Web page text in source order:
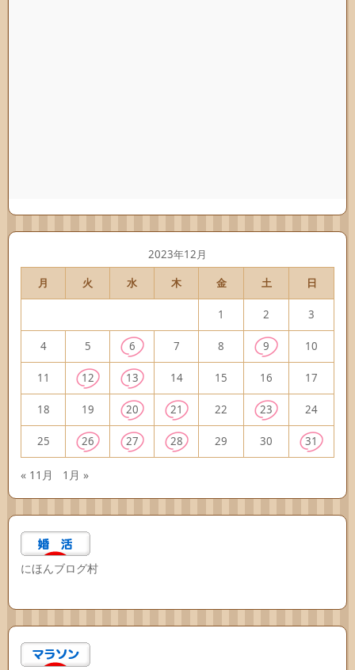
2023年12月
月
火 水 木 金 土 日
1 2 3
4 5 6 7 8 9 10
11 12 13 14 15 16 17
18 19 20 21 22 23 24
25 26 27 28 29 30 31
« 11月 1月 »
にほんブログ村